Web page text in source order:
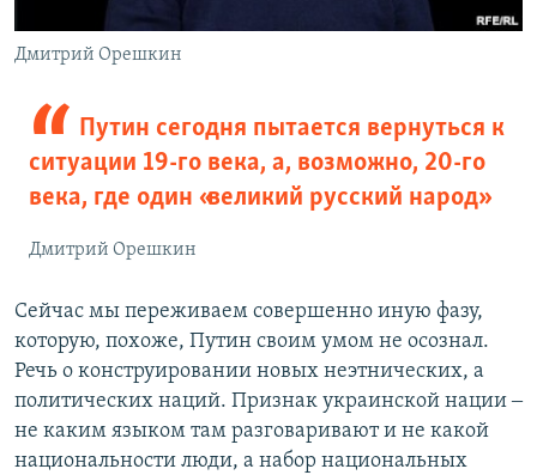
Дмитрий Орешкин
Путин сегодня пытается вернуться к
ситуации 19-го века, а, возможно, 20-го
века, где один «великий русский народ»
Дмитрий Орешкин
Сейчас мы переживаем совершенно иную фазу,
которую, похоже, Путин своим умом не осознал.
Речь о конструировании новых неэтнических, а
политических наций. Признак украинской нации ‒
не каким языком там разговаривают и не какой
национальности люди, а набор национальных